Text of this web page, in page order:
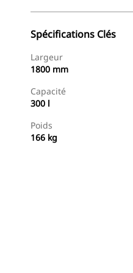
Spécifications Clés
Largeur
1800 mm
Capacité
300 l
Poids
166 kg